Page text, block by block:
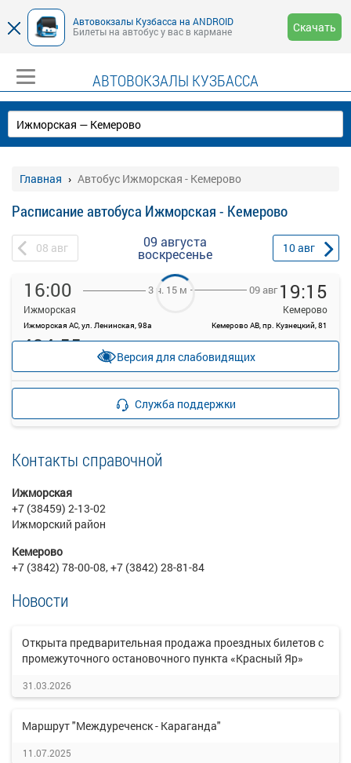
Автовокзалы Кузбасса на ANDROID
Билеты на автобус у вас в кармане
Скачать
АВТОВОКЗАЛЫ КУЗБАССА
Главная Автобус Ижморская - Кемерово
Расписание автобуса Ижморская - Кемерово
08 авг 09 августа
воскресенье 10авг
16:00
Ижморская
Ижморская АС, ул. Ленинская, 98а
3 ч. 15 м 09 авг 19:15
Кемерово
Кемерово АВ, пр. Кузнецкий, 81
494.55
руб.
24 свободных мест
Продажа билетов
прекращена
Версия для слабовидящих
Служба поддержки
Контакты справочной
Ижморская
+7 (38459) 2-13-02
Ижморский район
Кемерово
+7 (3842) 78-00-08, +7 (3842) 28-81-84
Новости
Открыта предварительная продажа проездных билетов с
промежуточного остановочного пункта «Красный Яр»
31.03.2026
Маршрут "Междуреченск - Караганда"
11.07.2025